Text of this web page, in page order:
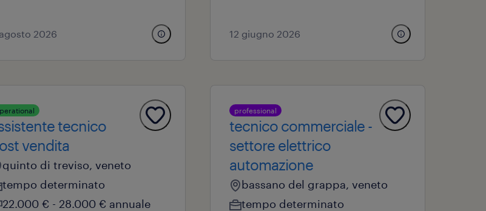
2026 12 giugno 2026
tecnico
vendita
quinto di treviso, veneto
tempo determinato
22.000 € - 28.000 € annuale
professional
tecnico commerciale -
settore elettrico
automazione
bassano del grappa, veneto
tempo determinato